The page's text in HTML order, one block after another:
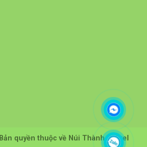
Bản quyền thuộc về Núi Thành Travel